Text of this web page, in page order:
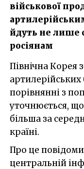
військової
йдуть не лише
росіянам
Північна Корея збільшила виробництво
артилерійських
порівнянні з
уточнюється, що
більша за
країні.
Про це
центральній